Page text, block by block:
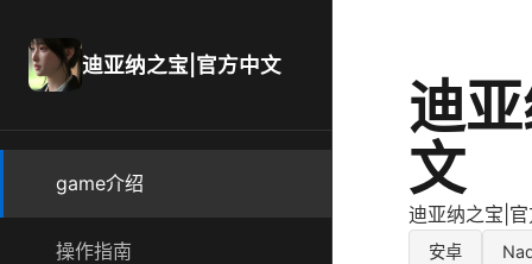
迪亚纳之宝|官方中文
game介绍
操作指南
迪
文
迪亚纳之宝|
安卓